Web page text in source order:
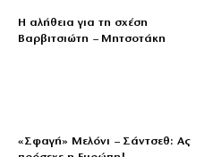
Η αλήθεια για τη σχέση
Βαρβιτσιώτη – Μητσοτάκη
«Σφαγή» Μελόνι – Σάντσεθ: Ας